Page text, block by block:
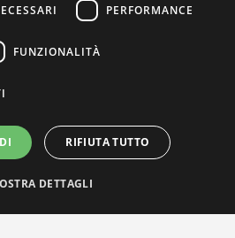
PERFORMANCE
FUNZIONALITÀ
RIFIUTA TUTTO
DETTAGLI